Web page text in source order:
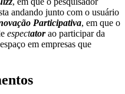
andando junto com o usuário
Participativa, em que o
espectator ao participar da
em empresas que